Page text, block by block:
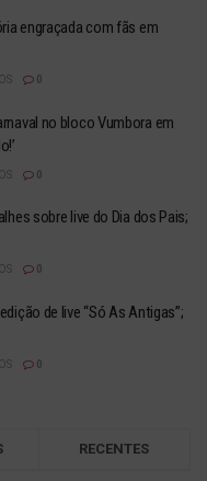
engraçada com fãs em
no bloco Vumbora em
sobre live do Dia dos Pais;
de live “Só As Antigas”;
RECENTES